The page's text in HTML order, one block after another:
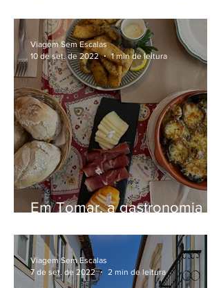
Inn Marianos
Em Tomar, a gastronomia
Veja dica de onde comer!
Viagem Sem Escalas
10 de set. de 2022
1 min de leitura
Viagem Sem Escalas
7 de set. de 2022
2 min de leitura